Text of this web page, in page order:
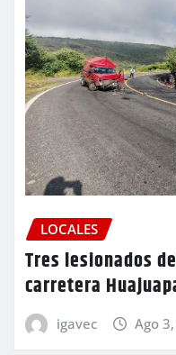
LOCALES
Tres lesionados
carretera
igavec Ago